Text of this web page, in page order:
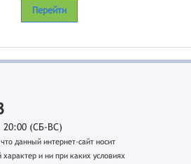
Перейти
(СБ-ВС)
данный интернет-сайт носит
и ни при каких условиях